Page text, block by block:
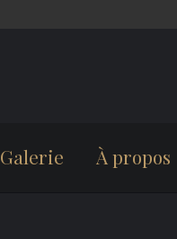
Galerie À propos